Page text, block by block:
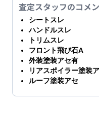
査定スタッフのコメ
シートスレ
ハンドルスレ
トリムスレ
フロント飛び石A
外装塗装アセ有
リアスポイラー塗装
ルーフ塗装アセ